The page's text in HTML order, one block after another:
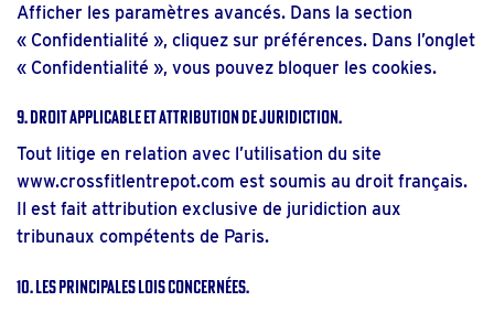
Afficher les paramètres avancés. Dans la section
« Confidentialité », cliquez sur préférences. Dans l’onglet
« Confidentialité », vous pouvez bloquer les cookies.
9. Droit applicable et attribution de juridiction.
Tout litige en relation avec l’utilisation du site
www.crossfitlentrepot.com est soumis au droit français.
Il est fait attribution exclusive de juridiction aux
tribunaux compétents de Paris.
10. Les principales lois concernées.